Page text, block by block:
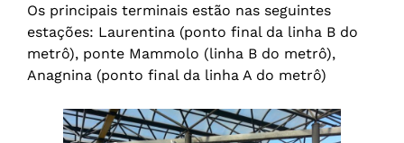
Os principais terminais estão nas seguintes
estações: Laurentina (ponto final da linha B do
metrô), ponte Mammolo (linha B do metrô),
Anagnina (ponto final da linha A do metrô)